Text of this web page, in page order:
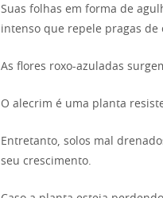
Suas folhas em forma de
intenso que repele pragas de
As flores roxo-azuladas
O alecrim é uma planta
Entretanto, solos mal
seu crescimento.